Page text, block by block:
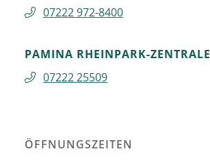
07222 972-8400
PAMINA RHEINPARK-ZENTRALE
07222 25509
ÖFFNUNGSZEITEN